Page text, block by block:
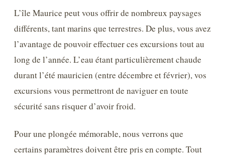
L’île Maurice peut vous offrir de nombreux paysages
différents, tant marins que terrestres. De plus, vous avez
l’avantage de pouvoir effectuer ces excursions tout au
long de l’année. L’eau étant particulièrement chaude
durant l’été mauricien (entre décembre et février), vos
excursions vous permettront de naviguer en toute
sécurité sans risquer d’avoir froid.
Pour une plongée mémorable, nous verrons que
certains paramètres doivent être pris en compte. Tout